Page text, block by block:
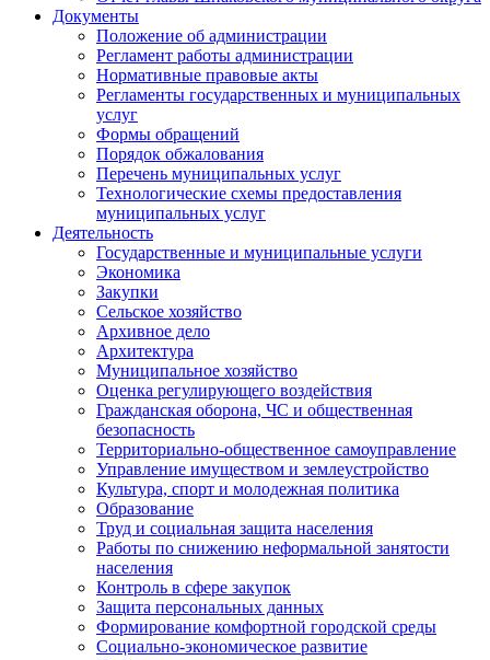
Документы
Положение об администрации
Регламент работы администрации
Нормативные правовые акты
Регламенты государственных и муниципальных
услуг
Формы обращений
Порядок обжалования
Перечень муниципальных услуг
Технологические схемы предоставления
муниципальных услуг
Деятельность
Государственные и муниципальные услуги
Экономика
Закупки
Сельское хозяйство
Архивное дело
Архитектура
Муниципальное хозяйство
Оценка регулирующего воздействия
Гражданская оборона, ЧС и общественная
безопасность
Территориально-общественное самоуправление
Управление имуществом и землеустройство
Культура, спорт и молодежная политика
Образование
Труд и социальная защита населения
Работы по снижению неформальной занятости
населения
Контроль в сфере закупок
Защита персональных данных
Формирование комфортной городской среды
Социально-экономическое развитие